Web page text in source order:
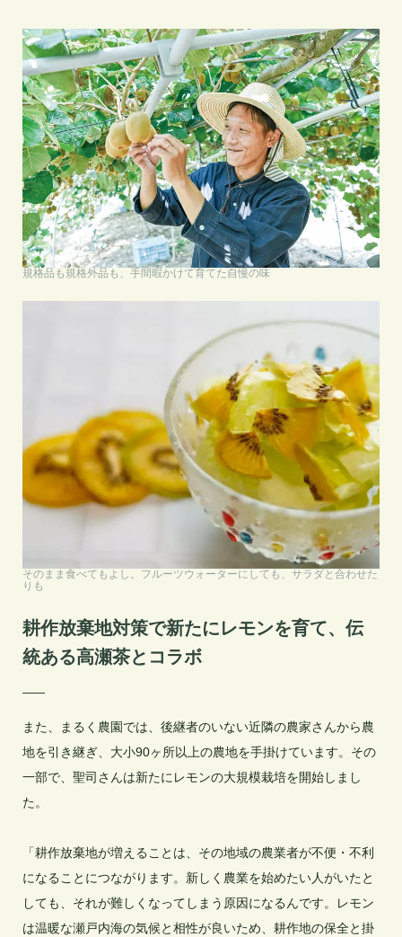
規格品も規格外品も、手間暇かけて育てた自慢の味
そのまま食べてもよし。フルーツウォーターにしても、サラダと合わせた
りも
耕作放棄地対策で新たにレモンを育て、伝
統ある高瀬茶とコラボ
また、まるく農園では、後継者のいない近隣の農家さんから農
地を引き継ぎ、大小90ヶ所以上の農地を手掛けています。その
一部で、聖司さんは新たにレモンの大規模栽培を開始しまし
た。
「耕作放棄地が増えることは、その地域の農業者が不便・不利
になることにつながります。新しく農業を始めたい人がいたと
しても、それが難しくなってしまう原因になるんです。レモン
は温暖な瀬戸内海の気候と相性が良いため、耕作地の保全と掛